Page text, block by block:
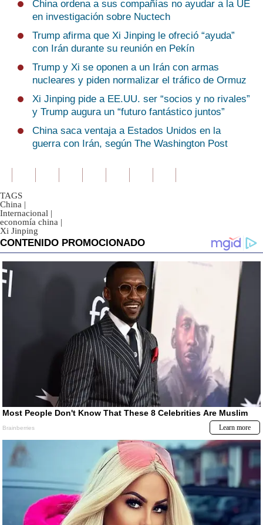
China ordena a sus compañías no ayudar a la UE
en investigación sobre Nuctech
Trump afirma que Xi Jinping le ofreció “ayuda”
con Irán durante su reunión en Pekín
Trump y Xi se oponen a un Irán con armas
nucleares y piden normalizar el tráfico de Ormuz
Xi Jinping pide a EE.UU. ser “socios y no rivales”
y Trump augura un “futuro fantástico juntos”
China saca ventaja a Estados Unidos en la
guerra con Irán, según The Washington Post
TAGS
China |
Internacional |
economía china |
Xi Jinping